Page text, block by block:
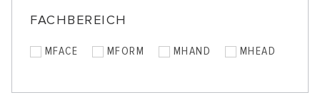
FACHBEREICH
MFACE MFORM MHAND MHEAD